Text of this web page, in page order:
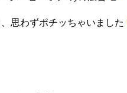
思わずポチッちゃいました